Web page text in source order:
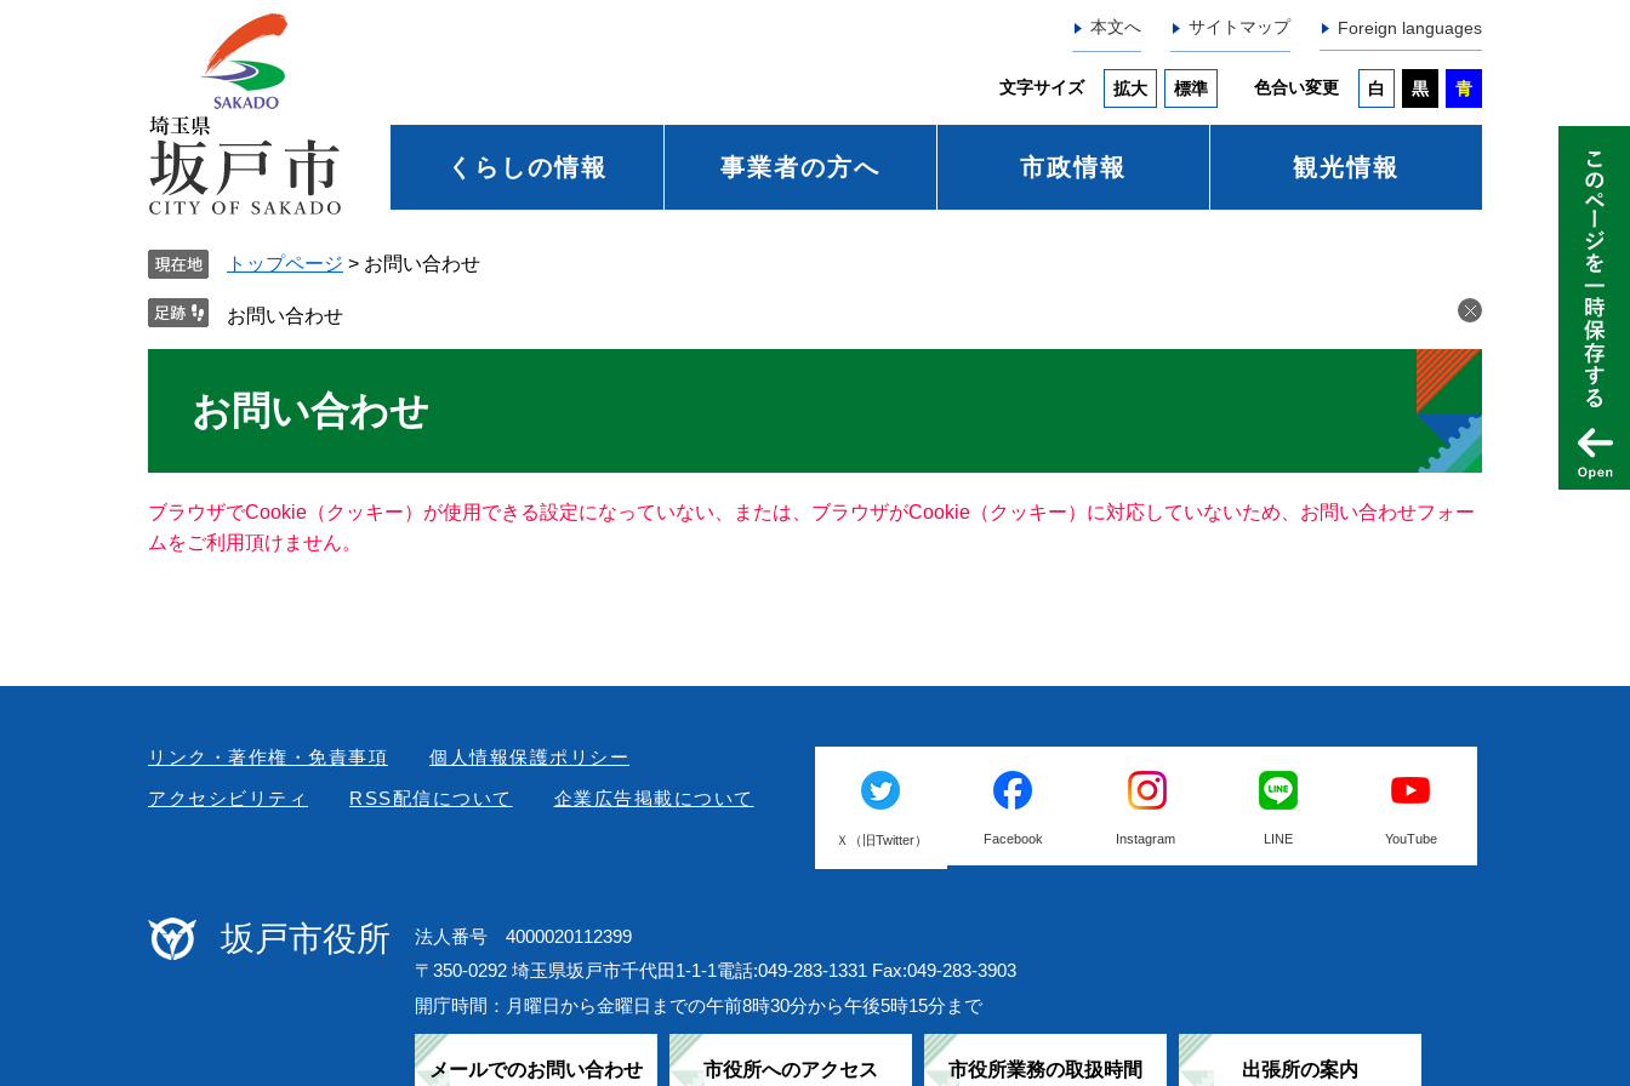
本文へ サイトマップ Foreign languages
文字サイズ 拡大 標準 色合い変更 白 黒 青
くらしの情報 事業者の方へ 市政情報 観光情報
トップページ > お問い合わせ
お問い合わせ
お問い合わせ
ブラウザでCookie（クッキー）が使用できる設定になっていない、または、ブラウザがCookie（クッキー）に対応していないため、お問い合わせフォー
ムをご利用頂けません。
リンク・著作権・免責事項
個人情報保護ポリシー
アクセシビリティ
RSS配信について 企業広告掲載について
Ｘ（旧Twitter） Facebook Instagram LINE YouTube
坂戸市役所
法人番号 4000020112399
〒350-0292 埼玉県坂戸市千代田1-1-1電話:049-283-1331 Fax:049-283-3903
開庁時間：月曜日から金曜日までの午前8時30分から午後5時15分まで
メールでのお問い合わせ 市役所へのアクセス 市役所業務の取扱時間 出張所の案内